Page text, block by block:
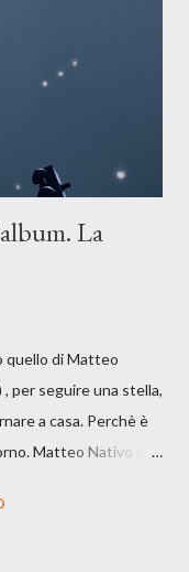
Il brano è anche una
il suo nuovo percorso
La
quello di Matteo
per seguire una stella,
a casa. Perchè è
Matteo Nativo per
che con ottimi